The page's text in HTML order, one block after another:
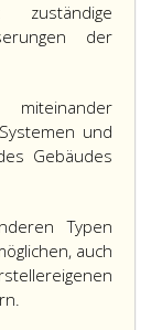
zuständige
der
und
Gebäudes
Typen
auch